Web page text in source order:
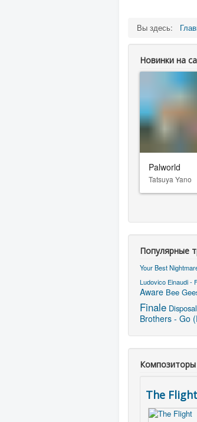
Вы здесь:
Новинки на
Palworld
Tatsuya Yano
Популярные
Your Best
Ludovico Einaudi -
Aware Bee
Finale
Brothers - Go
Композиторы
The Flight